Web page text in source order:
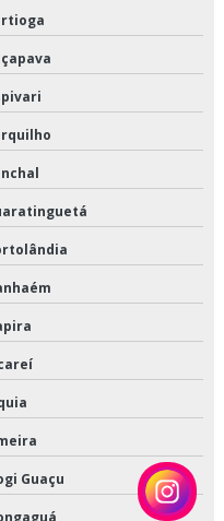
alimentos climatizados
alimentos congelados
alimentos refrigerados
congelados
Guaçu